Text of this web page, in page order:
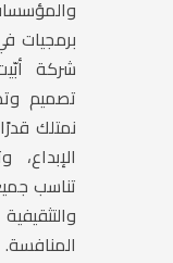
برمجيات
شركة
تصميم
نمتلك
تناسب
المنافسة.